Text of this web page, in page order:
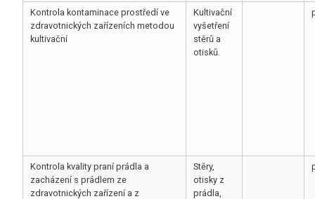
Kontrola kontaminace prostředí ve
zdravotnických zařízeních metodou
kultivační
Kultivační
vyšetření
stěrů a
otisků.
Kontrola kvality praní prádla a
zacházení s prádlem ze
zdravotnických zařízení a z
Stěry,
otisky z
prádla,